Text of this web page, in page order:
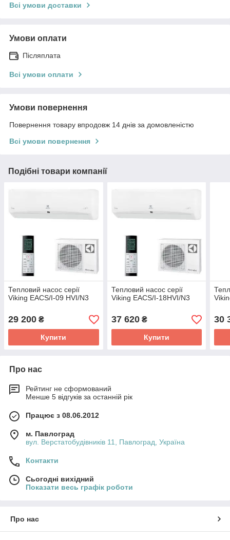
Всі умови доставки
Умови оплати
Післяплата
Всі умови оплати
Умови повернення
Повернення товару впродовж 14 днів за домовленістю
Всі умови повернення
Подібні товари компанії
Тепловий насос серії
Viking EACS/I-09 HVI/N3
29 200 ₴
Купити
Тепловий насос серії
Viking EACS/I-18HVI/N3
37 620₴
Купити
30
Про нас
Рейтинг не сформований
Менше 5 відгуків за останній рік
Працює з 08.06.2012
м. Павлоград
вул. Верстатобудівників 11, Павлоград, Україна
Контакти
Сьогодні вихідний
Показати весь графік роботи
Про нас